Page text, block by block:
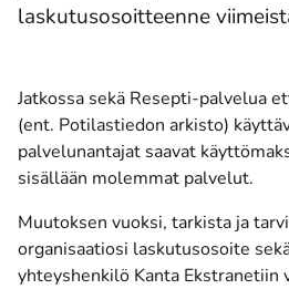
laskutusosoitteenne
Jatkossa sekä Resepti-palvelua
(ent. Potilastiedon arkisto)
palvelunantajat saavat
sisällään molemmat palvelut.
Muutoksen vuoksi, tarkista ja
organisaatiosi laskutusosoite
yhteyshenkilö Kanta Ekstranetiin